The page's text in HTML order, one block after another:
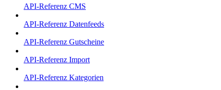
API-Referenz CMS
API-Referenz Datenfeeds
API-Referenz Gutscheine
API-Referenz Import
API-Referenz Kategorien